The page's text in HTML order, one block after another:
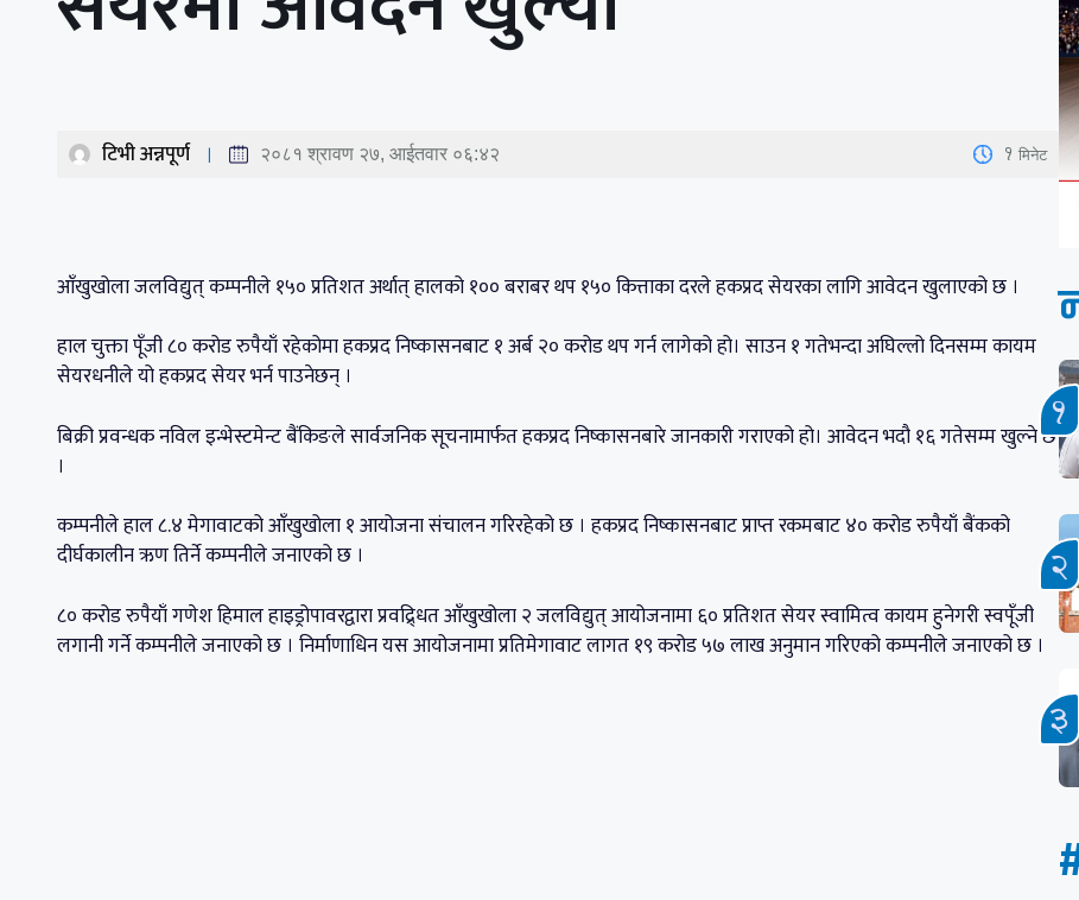
टिभी अन्नपूर्ण २०८१ श्रावण २७, आईतवार ०६:४२ 1 मिनेट
आँखुखोला जलविद्युत् कम्पनीले १५० प्रतिशत अर्थात् हालको १०० बराबर थप १५० कित्ताका दरले हकप्रद सेयरका लागि आवेदन खुलाएको छ ।
हाल चुक्ता पूँजी ८० करोड रुपैयाँ रहेकोमा हकप्रद निष्कासनबाट १ अर्ब २० करोड थप गर्न लागेको हो। साउन १ गतेभन्दा अघिल्लो दिनसम्म कायम
सेयरधनीले यो हकप्रद सेयर भर्न पाउनेछन् ।
बिक्री प्रवन्धक नविल इन्भेस्टमेन्ट बैंकिङले सार्वजनिक सूचनामार्फत हकप्रद निष्कासनबारे जानकारी गराएको हो। आवेदन भदौ १६ गतेसम्म खुल्ने छ
।
कम्पनीले हाल ८.४ मेगावाटको आँखुखोला १ आयोजना संचालन गरिरहेको छ । हकप्रद निष्कासनबाट प्राप्त रकमबाट ४० करोड रुपैयाँ बैंकको
दीर्घकालीन ऋण तिर्ने कम्पनीले जनाएको छ ।
८० करोड रुपैयाँ गणेश हिमाल हाइड्रोपावरद्वारा प्रवद्र्धित आँखुखोला २ जलविद्युत् आयोजनामा ६० प्रतिशत सेयर स्वामित्व कायम हुनेगरी स्वपूँजी
लगानी गर्ने कम्पनीले जनाएको छ । निर्माणाधिन यस आयोजनामा प्रतिमेगावाट लागत १९ करोड ५७ लाख अनुमान गरिएको कम्पनीले जनाएको छ ।